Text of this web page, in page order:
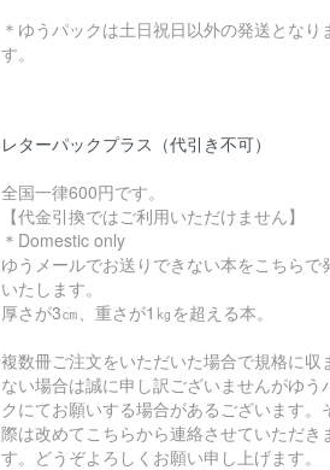
＊ゆうパックは土日祝日以外の発送となり
す。
レターパックプラス（代引き不可）
全国一律600円です。
【代金引換ではご利用いただけません】
＊Domestic only
ゆうメールでお送りできない本をこちらで
いたします。
厚さが3㎝、重さが1㎏を超える本。
複数冊ご注文をいただいた場合で規格に収
ない場合は誠に申し訳ございませんがゆう
クにてお願いする場合があるございます。
際は改めてこちらから連絡させていただき
す。どうぞよろしくお願い申し上げます。